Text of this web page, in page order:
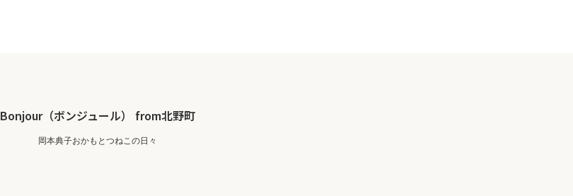
Bonjour（ボンジュール） from北野町
岡本典子おかもとつねこの日々